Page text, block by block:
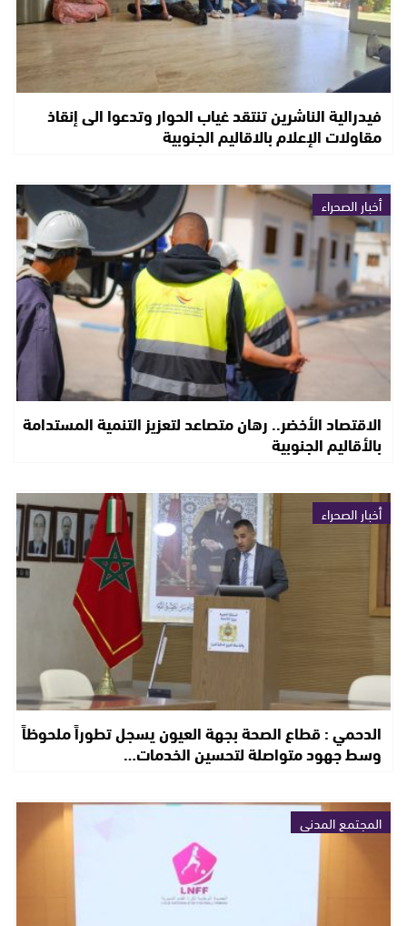
فيدرالية الناشرين تنتقد غياب الحوار وتدعوا الى إنقاذ
مقاولات الإعلام بالاقاليم الجنوبية
أخبار الصحراء
الاقتصاد الأخضر.. رهان متصاعد لتعزيز التنمية المستدامة
بالأقاليم الجنوبية
أخبار الصحراء
الدحمي : قطاع الصحة بجهة العيون يسجل تطوراً ملحوظاً
وسط جهود متواصلة لتحسين الخدمات…
المجتمع المدني